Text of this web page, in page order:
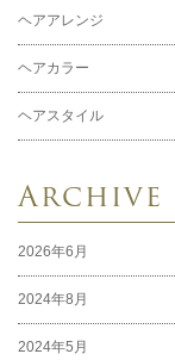
ヘアアレンジ
ヘアカラー
ヘアスタイル
Archive
2026年6月
2024年8月
2024年5月